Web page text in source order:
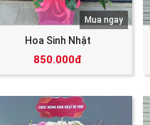
Hoa Sinh Nhật
850.000đ
Mua ngay